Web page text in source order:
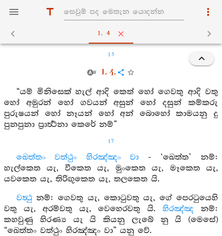
1. 4
15
1. 4.
“යම් මිනිසෙක් හැල් ආදි කෙත් හෝ ගෙවතු ආදි වතු
හෝ අමුරන් හෝ ගවයන් අසුන් හෝ දසුන් කම්කරු
පුරුෂයන් හෝ නෑයන් හෝ අන් බොහෝ කාමයනු දු
පුනපුනා ප්‍රාර්‍ත්‍ථනා කෙරේ නම්”
17
ඛෙත්තං වත්ථුං හිරඤ්ඤං වා - ‘ඛෙත්ත’ නම්:
හැල්කෙත යැ, වීකෙත යැ, මුංකෙත යැ, මෑකෙත යැ,
යවකෙත යැ, තිරිඟුකෙත යැ, තලකෙත යි.
වත්‍ථුනම්: ගෙවතු යැ, කොටුවතු යැ, ගේ පෙරටුයෙහි
වතු යැ, අරම්වතු යැ, වෙහෙරවතු යි. හිරඤ්ඤ නම්:
කහවුණු හිරණ්‍ය යැ යි කියනු ලැබේ නු යි (මෙසේ)
“ඛෙත්තං වත්ථුං හිරඤ්ඤං වා” යනු වේ.